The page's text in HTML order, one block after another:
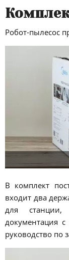
Робот-пылесос
В комплект
входит два
для станции,
документация
руководство по